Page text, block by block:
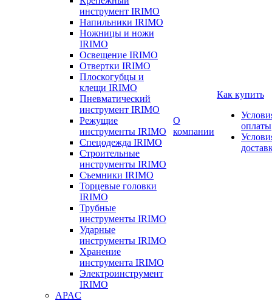
инструмент IRIMO
Напильники IRIMO
Ножницы и ножи
IRIMO
Освещение IRIMO
Отвертки IRIMO
Плоскогубцы и
клещи IRIMO
Пневматический
инструмент IRIMO
Режущие
инструменты IRIMO
Спецодежда IRIMO
Строительные
инструменты IRIMO
Съемники IRIMO
Торцевые головки
IRIMO
Трубные
инструменты IRIMO
Ударные
инструменты IRIMO
Хранение
инструмента IRIMO
Электроинструмент
IRIMO
APAC
О
компании
Как купить
оплаты